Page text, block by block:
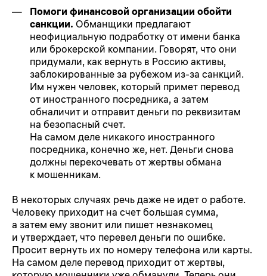
Помоги финансовой организации обойти
санкции. Обманщики предлагают
неофициальную подработку от имени банка
или брокерской компании. Говорят, что они
придумали, как вернуть в Россию активы,
заблокированные за рубежом из-за санкций.
Им нужен человек, который примет перевод
от иностранного посредника, а затем
обналичит и отправит деньги по реквизитам
на безопасный счет.
На самом деле никакого иностранного
посредника, конечно же, нет. Деньги снова
должны перекочевать от жертвы обмана
к мошенникам.
В некоторых случаях речь даже не идет о работе.
Человеку приходит на счет большая сумма,
а затем ему звонит или пишет незнакомец
и утверждает, что перевел деньги по ошибке.
Просит вернуть их по номеру телефона или карты.
На самом деле перевод приходит от жертвы,